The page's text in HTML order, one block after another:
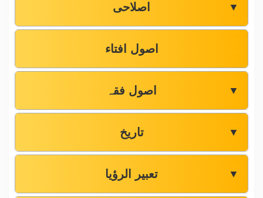
اصلاحی ▼
اصول افتاء
اصول فقہ ▼
تاریخ ▼
تعبیر الرؤیا ▼